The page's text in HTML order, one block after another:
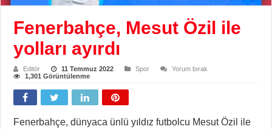
Fenerbahçe, Mesut Özil ile
yolları ayırdı
Editör 11 Temmuz 2022 Spor
Yorum bırak
1,301 Görüntülenme
Fenerbahçe, dünyaca ünlü yıldız futbolcu Mesut Özil ile